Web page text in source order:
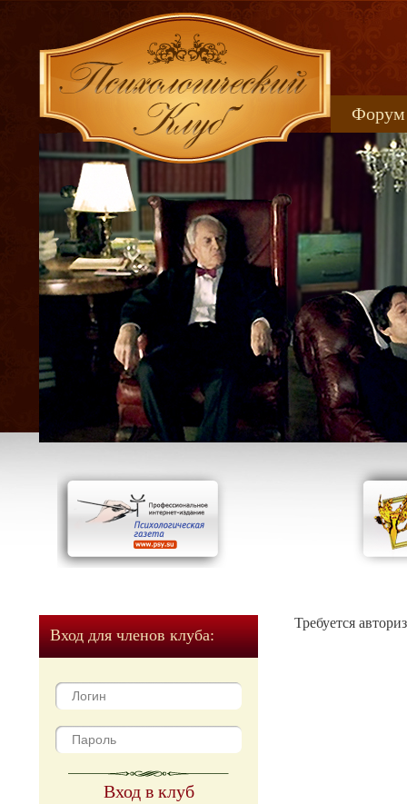
Форум
Вход для членов клуба:
Вход в клуб
Требуется